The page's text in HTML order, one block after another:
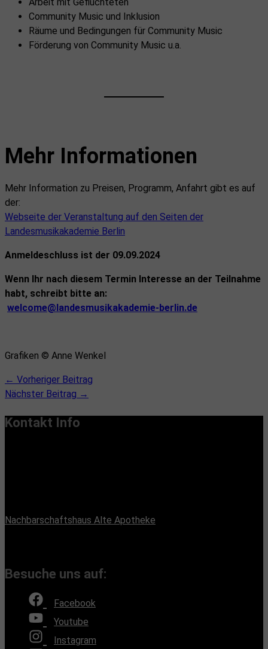
Community Music und Inklusion
Räume und Bedingungen für Community Music
Förderung von Community Music u.a.
Mehr Informationen
Mehr Information zu Preisen, Programm, Anfahrt gibt es auf
der:
Webseite der Veranstaltung auf den Seiten der
Landesmusikakademie Berlin
Anmeldeschluss ist der 09.09.2024
Wenn Ihr nach diesem Termin Interesse an der Teilnahme
habt, schreibt bitte an:
welcome@landesmusikakademie-berlin.de
Grafiken © Anne Wenkel
← Vorheriger Beitrag
Nächster Beitrag →
Kontakt Info
Nachbarschaftshaus Alte Apotheke
Besuche uns auf:
Facebook
Youtube
Instagram